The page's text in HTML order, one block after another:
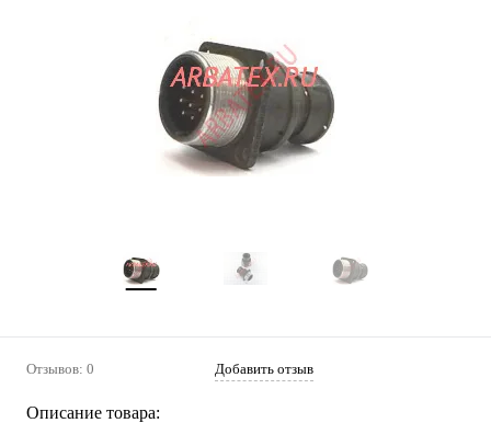
Отзывов: 0 Добавить отзыв
Описание товара: